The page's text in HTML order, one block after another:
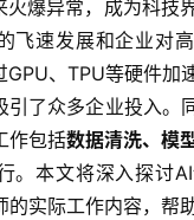
火爆异常，成为科技
飞速发展和企业对
、TPU等硬件加
引了众多企业投入。
作包括数据清洗、模
。本文将深入探讨
的实际工作内容，帮